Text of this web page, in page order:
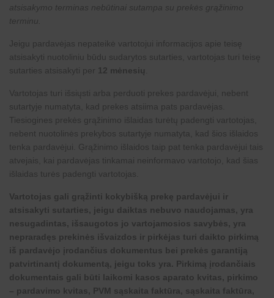
atsisakymo terminas nebūtinai sutampa su prekės grąžinimo
terminu.
Jeigu pardavėjas nepateikė vartotojui informacijos apie teisę
atsisakyti nuotoliniu būdu sudarytos sutarties, vartotojas turi teisę
sutarties atsisakyti per 12 mėnesių
Vartotojas turi išsiųsti arba perduoti prekes pardavėjui, nebent
sutartyje numatyta, kad prekes atsiima pats pardavėjas.
Tiesiogines prekės grąžinimo išlaidas turėtų padengti vartotojas,
nebent nuotolinės prekybos sutartyje numatyta, kad šios išlaidos
tenka pardavėjui. Grąžinimo išlaidos taip pat tenka pardavėjui tais
atvejais, kai pardavėjas tinkamai neinformavo vartotojo, kad šias
išlaidas turės padengti vartotojas.
Vartotojas gali grąžinti kokybišką prekę pardavėjui ir
atsisakyti sutarties, jeigu daiktas nebuvo naudojamas, yra
nesugadintas, išsaugotos jo vartojamosios savybės, yra
nepraradęs prekinės išvaizdos ir pirkėjas turi daikto pirkimą
iš pardavėjo įrodančius dokumentus bei prekės garantiją
patvirtinantį dokumentą, jeigu toks yra. Pirkimą įrodančiais
dokumentais gali būti laikomi kasos aparato kvitas, pirkimo
– pardavimo kvitas, PVM sąskaita faktūra, sąskaita faktūra,